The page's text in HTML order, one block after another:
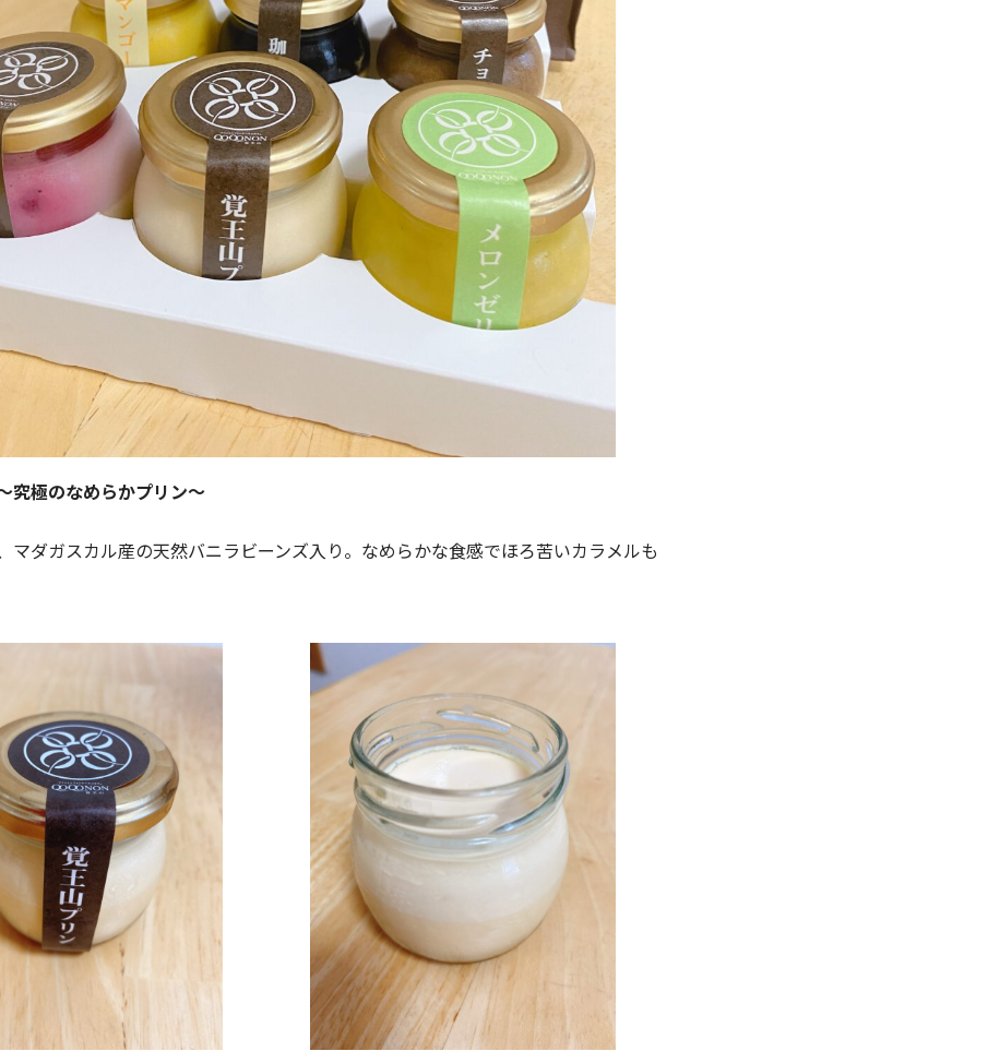
究極のなめらかプリン〜
マダガスカル産の天然バニラビーンズ入り。なめらかな食感でほろ苦いカラメルも